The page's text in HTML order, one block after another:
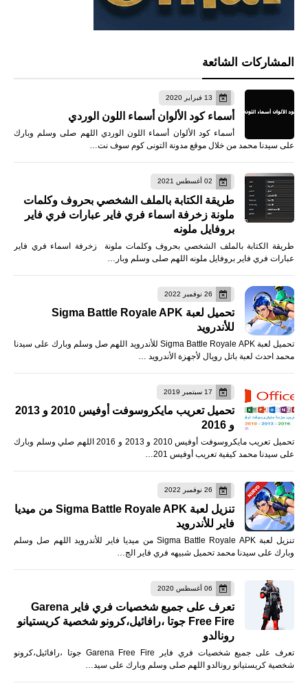
المشاركات الشائعة
13 فبراير 2020
أسماء كود الألوان أسماء اللون الوردي
أسماء كود الألوان أسماء اللون الوردي اللهم صلى وسلم وبارك
على سيدنا محمد من خلال موقع مدونة التونى كوم سوف نت…
02 أغسطس 2021
طريقة الكتابة بالملف الشخصي بحروف وكلمات
ملونة زخرفة اسماء فري فاير عبارات فري فاير
بروفايل ملونه
طريقة الكتابة بالملف الشخصي بحروف وكلمات ملونة زخرفة اسماء فري فاير
عبارات فري فاير بروفايل ملونه اللهم صلى وسلم وبار…
26 نوفمبر 2022
تحميل لعبة Sigma Battle Royale APK
للأندرويد
تحميل لعبة Sigma Battle Royale APK للأندرويد اللهم صل وسلم وبارك على سيدنا
محمد احدث لعبة باتل رويال لأجهزة الأندرويد …
17 سبتمبر 2019
تحميل تعريب مايكروسوفت أوفيس 2010 و 2013
و 2016
تحميل تعريب مايكروسوفت أوفيس 2010 و 2013 و 2016 اللهم صلي وسلم وبارك
على سيدنا محمد كيفية تعريب أوفيس 201…
26 نوفمبر 2022
تنزيل لعبة Sigma Battle Royale APK من ميديا
فاير للأندرويد
تنزيل لعبة Sigma Battle Royale APK من ميديا فاير للأندرويد اللهم صل وسلم
وبارك على سيدنا محمد تحميل شبيهه فري فاير الج…
06 أغسطس 2020
تعرف على جميع شخصيات فري فاير Garena
Free Fire جوتا ،رافائيل،كرونو شخصية كريستيانو
رونالدو
تعرف على جميع شخصيات فري فاير Garena Free Fire جوتا ،رافائيل،كرونو
شخصية كريستيانو رونالدو اللهم صلى وسلم وبارك على سيد…